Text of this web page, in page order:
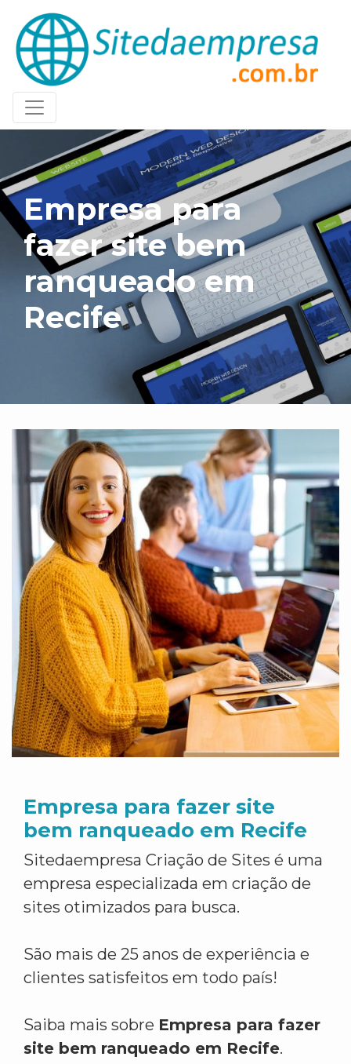
Empresa para
fazer site bem
ranqueado em
Recife
Empresa para fazer site
bem ranqueado em Recife
Sitedaempresa Criação de Sites é uma
empresa especializada em criação de
sites otimizados para busca.
São mais de 25 anos de experiência e
clientes satisfeitos em todo país!
Saiba mais sobre Empresa para fazer
site bem ranqueado em Recife.